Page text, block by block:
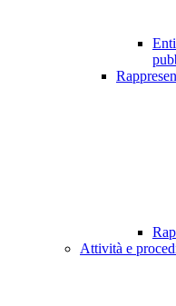
Attività e